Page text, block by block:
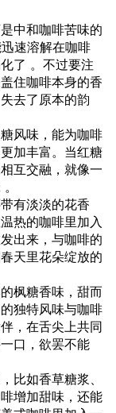
中和咖啡苦味的
速溶解在咖啡
了 。不过要注
住咖啡本身的香
去了原本的韵
风味，能为咖啡
加丰富。当红糖
互交融，就像一
有淡淡的花香
热的咖啡里加入
出来，与咖啡的
天里花朵绽放的
枫糖香味，甜而
独特风味与咖啡
，在舌尖上共同
口，欲罢不能
比如香草糖浆、
增加甜味，还能